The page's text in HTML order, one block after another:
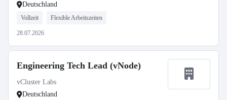
Deutschland
Vollzeit Flexible Arbeitszeiten
28.07.2026
Engineering Tech Lead (vNode)
vCluster Labs
Deutschland